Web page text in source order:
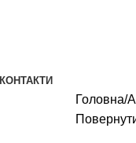
КОНТАКТИ
Головна